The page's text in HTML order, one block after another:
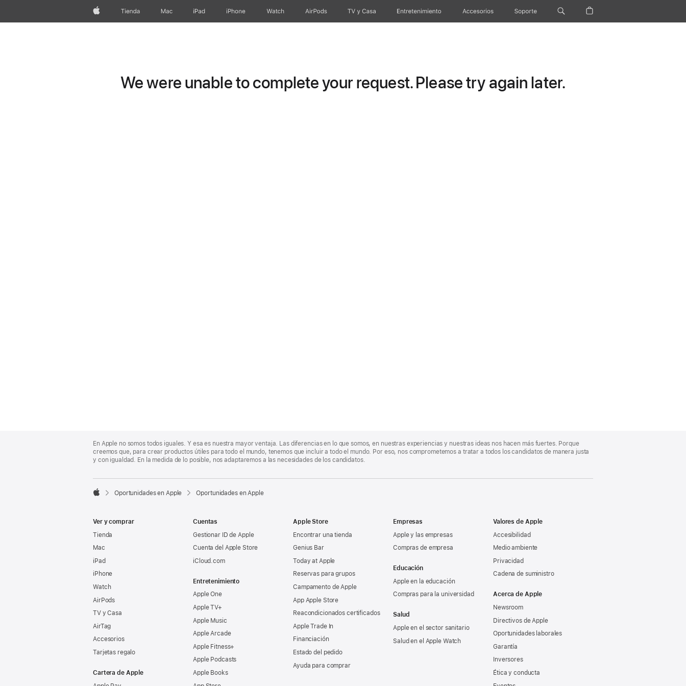
AppleTienda Mac iPad iPhone Watch AirPods TV y Casa Entretenimiento Accesorios Soporte
We were unable to complete your request. Please try again later.
Footer
En Apple no somos todos iguales. Y esa es nuestra mayor ventaja. Las diferencias en lo que somos, en nuestras experiencias y nuestras ideas nos hacen más fuertes. Porque
creemos que, para crear productos útiles para todo el mundo, tenemos que incluir a todo el mundo. Por eso, nos comprometemos a tratar a todos los candidatos de manera justa
y con igualdad. En la medida de lo posible, nos adaptaremos a las necesidades de los candidatos.

Oportunidades en Apple Oportunidades en Apple
Ver y comprar
Tienda
Mac
iPad
iPhone
Watch
AirPods
TV y Casa
AirTag
Accesorios
Tarjetas regalo
Cartera de Apple
Cuentas
Gestionar ID de Apple
Cuenta del Apple Store
iCloud.com
Entretenimiento
Apple One
Apple TV+
Apple Music
Apple Arcade
Apple Fitness+
Apple Podcasts
Apple Books
Apple Store
Encontrar una tienda
Genius Bar
Today at Apple
Reservas para grupos
Campamento de Apple
App Apple Store
Reacondicionados certificados
Apple Trade In
Financiación
Estado del pedido
Ayuda para comprar
Empresas
Apple y las empresas
Compras de empresa
Educación
Apple en la educación
Compras para la universidad
Salud
Apple en el sector sanitario
Salud en el Apple Watch
Valores de Apple
Accesibilidad
Medio ambiente
Privacidad
Cadena de suministro
Acerca de Apple
Newsroom
Directivos de Apple
Oportunidades laborales
Garantía
Inversores
Ética y conducta